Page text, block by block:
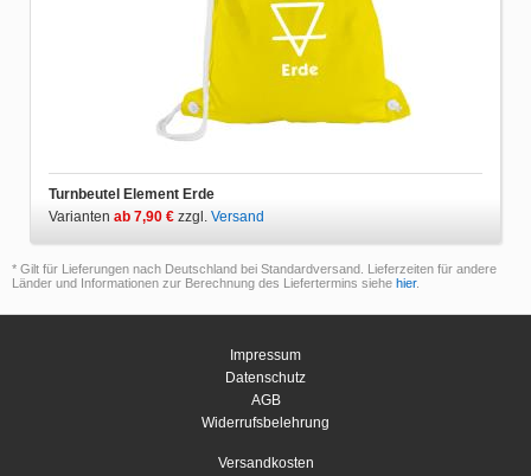
Turnbeutel Element Erde
Varianten ab 7,90 € zzgl. Versand
* Gilt für Lieferungen nach Deutschland bei Standardversand. Lieferzeiten für andere
Länder und Informationen zur Berechnung des Liefertermins siehe hier.
Impressum
Datenschutz
AGB
Widerrufsbelehrung
Versandkosten